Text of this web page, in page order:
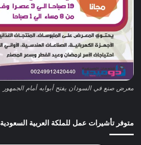
معرض صنع في السودان يفتح أبوابه أمام الجمهور
متوفر تأشيرات عمل للملكة العربية السعودية